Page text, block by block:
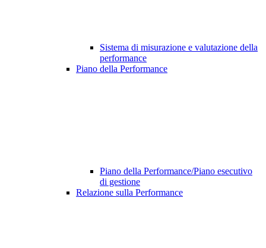
Sistema di misurazione e valutazione della
performance
Piano della Performance
Piano della Performance/Piano esecutivo
di gestione
Relazione sulla Performance